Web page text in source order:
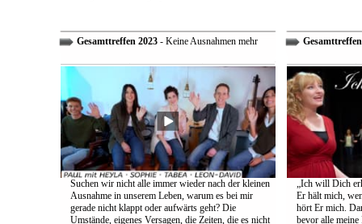
Gesamttreffen 2023- Keine Ausnahmen mehr
Suchen wir nicht alle immer wieder nach der kleinen
Ausnahme in unserem Leben, warum es bei mir
gerade nicht klappt oder aufwärts geht? Die
Umstände, eigenes Versagen, die Zeiten, die es nicht
„Ich will Dich
Er hält mich,
hört Er mich.
bevor alle